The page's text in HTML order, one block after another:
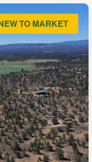
TO MARKET